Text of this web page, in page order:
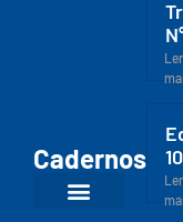
Cadernos
Ler
Ler